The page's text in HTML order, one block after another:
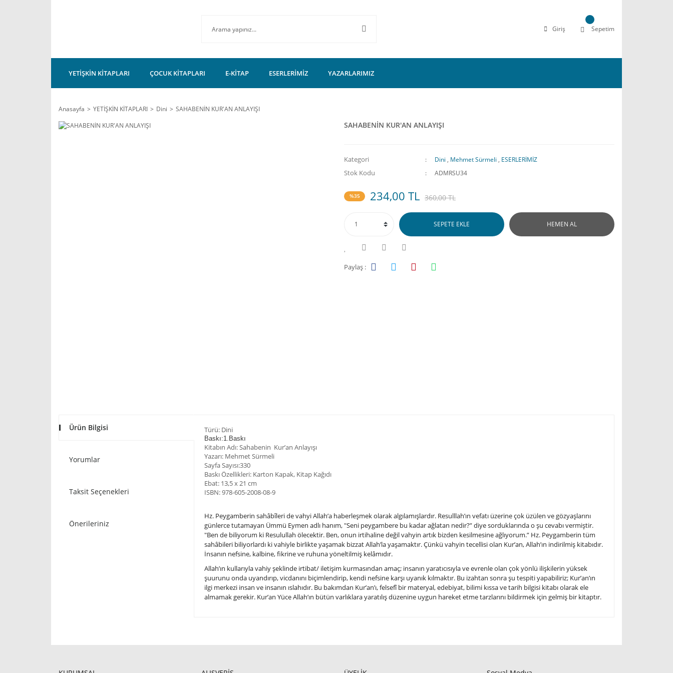
Giriş Sepetim
YETİŞKİN KİTAPLARI ÇOCUK KİTAPLARI E-KİTAP ESERLERİMİZ YAZARLARIMIZ
Anasayfa YETİŞKİN KİTAPLARI Dini SAHABENİN KUR'AN ANLAYIŞI
SAHABENİN KUR'AN ANLAYIŞI
Kategori Dini , Mehmet Sürmeli , ESERLERİMİZ
Stok Kodu ADMRSU34
%35 234,00 TL 360,00 TL
SEPETE EKLE HEMEN AL
Paylaş :
Ürün Bilgisi
Yorumlar
Taksit Seçenekleri
Önerileriniz
Türü: Dini
Baskı:1.Baskı
Kitabın Adı: Sahabenin Kur’an Anlayışı
Yazarı: Mehmet Sürmeli
Sayfa Sayısı:330
Baskı Özellikleri: Karton Kapak, Kitap Kağıdı
Ebat: 13,5 x 21 cm
ISBN: 978-605-2008-08-9
Hz. Peygamberin sahâbîleri de vahyiAllah’a haberleşmek olarak algılamışlardır. Resulllah’ın vefatı üzerine çok üzülen ve gözyaşlarını
günlerce tutamayan Ümmü Eymen adlı hanım, "Seni peygambere bu kadar ağlatan nedir?” diye sorduklarında o şu cevabı vermiştir.
"Ben de biliyorum ki Resulullah ölecektir. Ben, onun irtihaline değil vahyin artık bizden kesilmesine ağlıyorum.” Hz. Peygamberin tüm
sahâbileri biliyorlardı ki vahiyle birlikte yaşamak bizzat Allah’la yaşamaktır. Çünkü vahyin tecellisi olan Kur’an, Allah’ın indirilmiş kitabıdır.
İnsanın nefsine, kalbine, fikrine ve ruhuna yöneltilmiş kelâmıdır.
Allah’ın kullarıyla vahiy şeklinde irtibat/ iletişim kurmasından amaç; insanın yaratıcısıyla ve evrenle olan çok yönlü ilişkilerin yüksek
şuurunu onda uyandırıp, vicdanını biçimlendirip, kendi nefsine karşı uyanık kılmaktır. Bu izahtan sonra şu tespiti yapabiliriz; Kur’an’ın
ilgi merkezi insan ve insanın ıslahıdır. Bu bakımdan Kur’an’ı, felsefî bir materyal, edebiyat, bilimi kıssa ve tarih bilgisi kitabı olarak ele
almamak gerekir. Kur’an Yüce Allah’ın bütün varlıklara yaratılış düzenine uygun hareket etme tarzlarını bildirmek için gelmiş bir kitaptır.